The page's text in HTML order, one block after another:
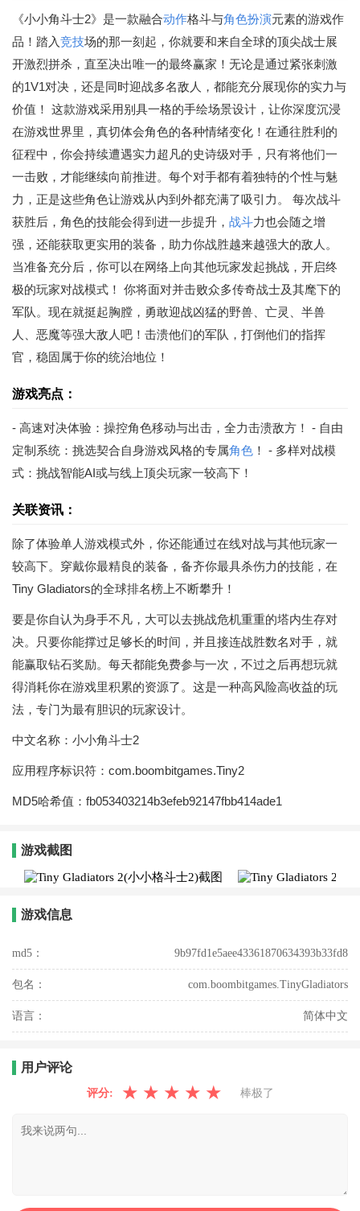
《小小角斗士2》是一款融合动作格斗与角色扮演元素的游戏作
品！踏入竞技场的那一刻起，你就要和来自全球的顶尖战士展
开激烈拼杀，直至决出唯一的最终赢家！无论是通过紧张刺激
的1V1对决，还是同时迎战多名敌人，都能充分展现你的实力与
价值！ 这款游戏采用别具一格的手绘场景设计，让你深度沉浸
在游戏世界里，真切体会角色的各种情绪变化！在通往胜利的
征程中，你会持续遭遇实力超凡的史诗级对手，只有将他们一
一击败，才能继续向前推进。每个对手都有着独特的个性与魅
力，正是这些角色让游戏从内到外都充满了吸引力。 每次战斗
获胜后，角色的技能会得到进一步提升， 战斗力也会随之增
强，还能获取更实用的装备，助力你战胜越来越强大的敌人。
当准备充分后，你可以在网络上向其他玩家发起挑战，开启终
极的玩家对战模式！ 你将面对并击败众多传奇战士及其麾下的
军队。现在就挺起胸膛，勇敢迎战凶猛的野兽、亡灵、半兽
人、恶魔等强大敌人吧！击溃他们的军队，打倒他们的指挥
官，稳固属于你的统治地位！
游戏亮点：
- 高速对决体验：操控角色移动与出击，全力击溃敌方！ - 自由
定制系统：挑选契合自身游戏风格的专属角色 ！ - 多样对战模
式：挑战智能AI或与线上顶尖玩家一较高下！
关联资讯：
除了体验单人游戏模式外，你还能通过在线对战与其他玩家一
较高下。穿戴你最精良的装备，备齐你最具杀伤力的技能，在
Tiny Gladiators的全球排名榜上不断攀升！
要是你自认为身手不凡，大可以去挑战危机重重的塔内生存对
决。只要你能撑过足够长的时间，并且接连战胜数名对手，就
能赢取钻石奖励。每天都能免费参与一次，不过之后再想玩就
得消耗你在游戏里积累的资源了。这是一种高风险高收益的玩
法，专门为最有胆识的玩家设计。
中文名称：小小角斗士2
应用程序标识符：com.boombitgames.Tiny2
MD5哈希值：fb053403214b3efeb92147fbb414ade1
游戏截图
游戏信息
md5： 9b97fd1e5aee43361870634393b33fd8
包名： com.boombitgames.TinyGladiators
语言： 简体中文
用户评论
评分: ★ ★ ★ ★ ★ 棒极了